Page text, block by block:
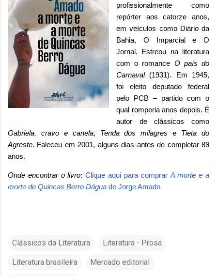
profissionalmente como
repórter aos catorze anos,
em veículos como Diário da
Bahia, O Imparcial e O
Jornal. Estreou na literatura
com o romance O país do
Carnaval(1931). Em 1945,
foi eleito deputado federal
pelo PCB – partido com o
qual romperia anos depois. É
autor de clássicos como
Gabriela, cravo e canela, Tenda dos milagres e Tieta do
Agreste. Faleceu em 2001, alguns dias antes de completar 89
anos.
Onde encontrar o livro:Clique aqui para comprar A morte e a
morte de Quincas Berro Dágua de Jorge Amado
Clássicos da Literatura Literatura - Prosa
Literatura brasileira Mercado editorial